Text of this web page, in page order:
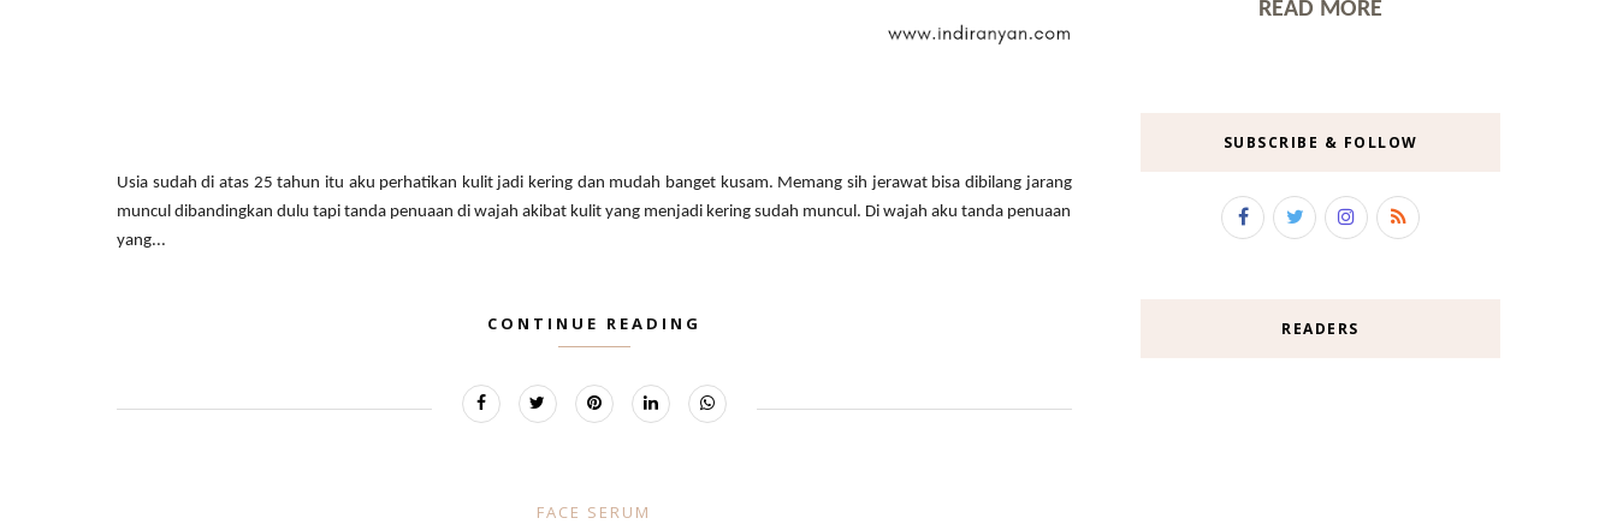
Usia sudah di atas 25 tahun itu aku perhatikan kulit jadi kering dan mudah banget kusam. Memang sih jerawat bisa dibilang jarang
muncul dibandingkan dulu tapi tanda penuaan di wajah akibat kulit yang menjadi kering sudah muncul. Di wajah aku tanda penuaan
yang...
CONTINUE READING
FACE SERUM
READ MORE
SUBSCRIBE & FOLLOW
READERS